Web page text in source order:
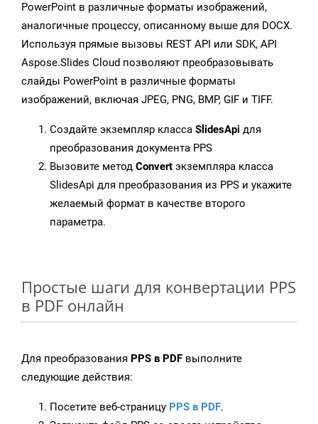
PowerPoint в различные форматы изображений,
аналогичные процессу, описанному выше для DOCX.
Используя прямые вызовы REST API или SDK, API
Aspose.Slides Cloud позволяют преобразовывать
слайды PowerPoint в различные форматы
изображений, включая JPEG, PNG, BMP, GIF и TIFF.
Создайте экземпляр класса SlidesApi для
преобразования документа PPS
Вызовите метод Convert экземпляра класса
SlidesApi для преобразования из PPS и укажите
желаемый формат в качестве второго
параметра.
Простые шаги для конвертации PPS
в PDF онлайн
Для преобразования PPS в PDF выполните
следующие действия:
Посетите веб-страницу PPS в PDF.